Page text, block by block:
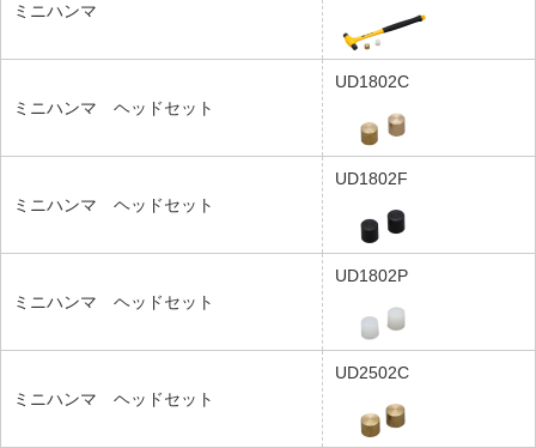
ミニハンマ
ミニハンマ ヘッドセット
UD1802C
ミニハンマ ヘッドセット
UD1802F
ミニハンマ ヘッドセット
UD1802P
ミニハンマ ヘッドセット
UD2502C